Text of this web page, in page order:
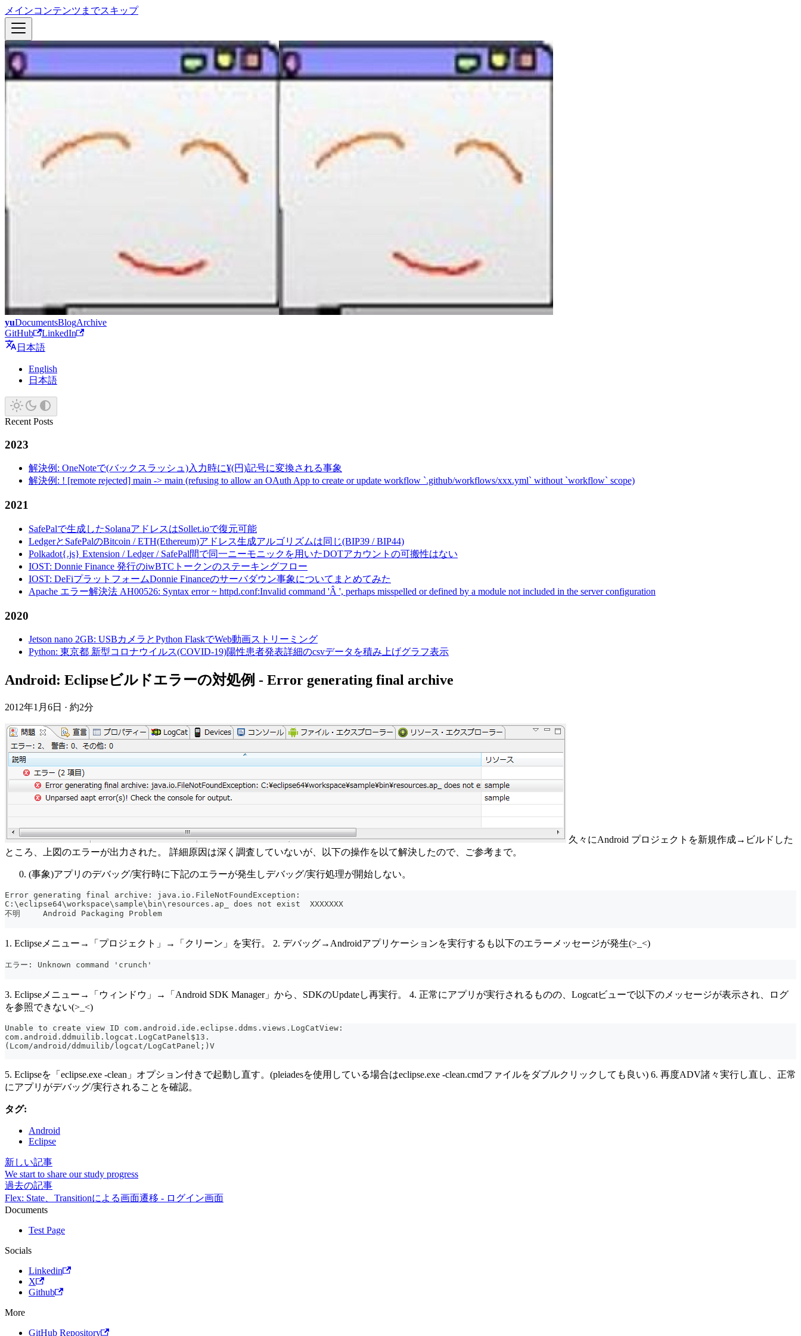
メインコンテンツまでスキップ
yuDocumentsBlogArchive
GitHub
LinkedIn
日本語
English
日本語
Recent Posts
2023
解決例: OneNoteで(バックスラッシュ)入力時に¥(円)記号に変換される事象
解決例: ! [remote rejected] main -> main (refusing to allow an OAuth App to create or update workflow `.github/workflows/xxx.yml` without `workflow` scope)
2021
SafePalで生成したSolanaアドレスはSollet.ioで復元可能
LedgerとSafePalのBitcoin / ETH(Ethereum)アドレス生成アルゴリズムは同じ(BIP39 / BIP44)
Polkadot{.js} Extension / Ledger / SafePal間で同一ニーモニックを用いたDOTアカウントの可搬性はない
IOST: Donnie Finance 発行のiwBTCトークンのステーキングフロー
IOST: DeFiプラットフォームDonnie Financeのサーバダウン事象についてまとめてみた
Apache エラー解決法 AH00526: Syntax error ~ httpd.conf:Invalid command 'Â ', perhaps misspelled or defined by a module not included in the server configuration
2020
Jetson nano 2GB: USBカメラとPython FlaskでWeb動画ストリーミング
Python: 東京都 新型コロナウイルス(COVID-19)陽性患者発表詳細のcsvデータを積み上げグラフ表示
Android: Eclipseビルドエラーの対処例 - Error generating final archive
2012年1月6日 · 約2分
久々にAndroid プロジェクトを新規作成→ビルドした
ところ、上図のエラーが出力された。 詳細原因は深く調査していないが、以下の操作を以て解決したので、ご参考まで。
(事象)アプリのデバッグ/実行時に下記のエラーが発生しデバッグ/実行処理が開始しない。
Error generating final archive: java.io.FileNotFoundException:
C:\eclipse64\workspace\sample\bin\resources.ap_ does not exist	XXXXXXX
不明	Android Packaging Problem
1. Eclipseメニュー→「プロジェクト」→「クリーン」を実行。 2. デバッグ→Androidアプリケーションを実行するも以下のエラーメッセージが発生(>_<)
エラー: Unknown command 'crunch'
3. Eclipseメニュー→「ウィンドウ」→「Android SDK Manager」から、SDKのUpdateし再実行。 4. 正常にアプリが実行されるものの、Logcatビューで以下のメッセージが表示され、ログ
を参照できない(>_<)
Unable to create view ID com.android.ide.eclipse.ddms.views.LogCatView:
com.android.ddmuilib.logcat.LogCatPanel$13.
(Lcom/android/ddmuilib/logcat/LogCatPanel;)V
5. Eclipseを「eclipse.exe -clean」オプション付きで起動し直す。(pleiadesを使用している場合はeclipse.exe -clean.cmdファイルをダブルクリックしても良い) 6. 再度ADV諸々実行し直し、正常
にアプリがデバッグ/実行されることを確認。
タグ:
Android
Eclipse
新しい記事
We start to share our study progress
過去の記事
Flex: State、Transitionによる画面遷移 - ログイン画面
Documents
Test Page
Socials
Linkedin
X
Github
More
GitHub Repository